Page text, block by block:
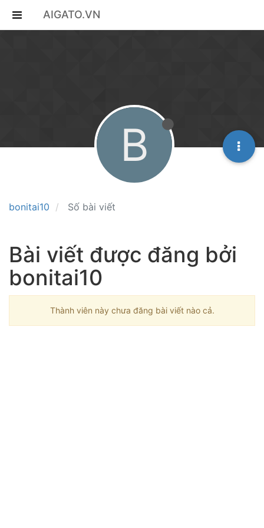
AIGATO.VN
bonitai10 Số bài viết
B
Bài viết được đăng bởi
bonitai10
Thành viên này chưa đăng bài viết nào cả.